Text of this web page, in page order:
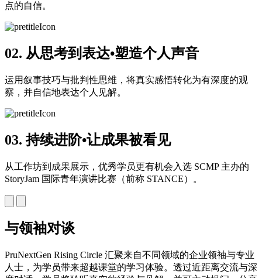
点的自信。
02. 从思考到表达•塑造个人声音
运用叙事技巧与批判性思维，将真实感悟转化为有深度的观
察，并自信地表达个人见解。
03. 持续进阶•让成果被看见
从工作坊到成果展示，优秀学员更有机会入选 SCMP 主办的
StoryJam 国际青年演讲比赛（前称 STANCE）。
与领袖对谈
PruNextGen Rising Circle 汇聚来自不同领域的企业领袖与专业
人士，为学员带来超越课堂的学习体验。透过近距离交流与深